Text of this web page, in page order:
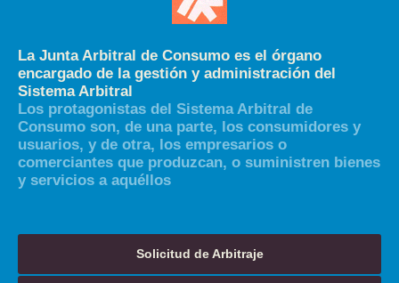
La Junta Arbitral de Consumo es el órgano
encargado de la gestión y administración del
Sistema Arbitral
Los protagonistas del Sistema Arbitral de
Consumo son, de una parte, los consumidores y
usuarios, y de otra, los empresarios o
comerciantes que produzcan, o suministren bienes
y servicios a aquéllos
Solicitud de Arbitraje